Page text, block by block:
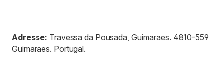
Adresse: Travessa da Pousada, Guimaraes. 4810-559
Guimaraes. Portugal.